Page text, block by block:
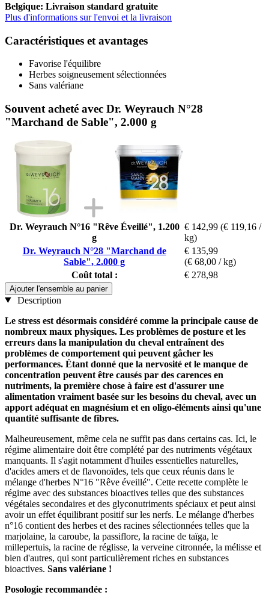
Belgique: Livraison standard gratuite
Plus d'informations sur l'envoi et la livraison
Caractéristiques et avantages
Favorise l'équilibre
Herbes soigneusement sélectionnées
Sans valériane
Souvent acheté avec Dr. Weyrauch N°28
"Marchand de Sable", 2.000 g
Dr. Weyrauch N°16 "Rêve Éveillé", 1.200
g
€ 142,99 (€ 119,16 /
kg)
Dr. Weyrauch N°28 "Marchand de
Sable", 2.000 g
€ 135,99
(€ 68,00 / kg)
Coût total :
€ 278,98
Ajouter l'ensemble au panier
Description
Le stress est désormais considéré comme la principale cause de
nombreux maux physiques. Les problèmes de posture et les
erreurs dans la manipulation du cheval entraînent des
problèmes de comportement qui peuvent gâcher les
performances. Étant donné que la nervosité et le manque de
concentration peuvent être causés par des carences en
nutriments, la première chose à faire est d'assurer une
alimentation vraiment basée sur les besoins du cheval, avec un
apport adéquat en magnésium et en oligo-éléments ainsi qu'une
quantité suffisante de fibres.
Malheureusement, même cela ne suffit pas dans certains cas. Ici, le
régime alimentaire doit être complété par des nutriments végétaux
manquants. Il s'agit notamment d'huiles essentielles naturelles,
d'acides amers et de flavonoïdes, tels que ceux réunis dans le
mélange d'herbes N°16 "Rêve éveillé". Cette recette complète le
régime avec des substances bioactives telles que des substances
végétales secondaires et des glyconutriments spéciaux et peut ainsi
avoir un effet équilibrant positif sur les nerfs. Le mélange d'herbes
n°16 contient des herbes et des racines sélectionnées telles que la
marjolaine, la caroube, la passiflore, la racine de taïga, le
millepertuis, la racine de réglisse, la verveine citronnée, la mélisse et
bien d'autres, qui sont particulièrement riches en substances
bioactives. Sans valériane !
Posologie recommandée :